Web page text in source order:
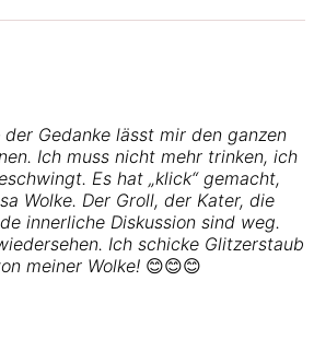
Gedanke lässt mir den ganzen
Ich muss nicht mehr trinken, ich
Es hat „klick“ gemacht,
Wolke. Der Groll, der Kater, die
innerliche Diskussion sind weg.
Ich schicke Glitzerstaub
meiner Wolke! 😊😊😊